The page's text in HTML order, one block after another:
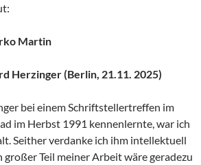
Martin
Herzinger (Berlin, 21.11. 2025)
bei einem Schriftstellertreffen im
im Herbst 1991 kennenlernte, war ich
Seither verdanke ich ihm intellektuell
großer Teil meiner Arbeit wäre geradezu